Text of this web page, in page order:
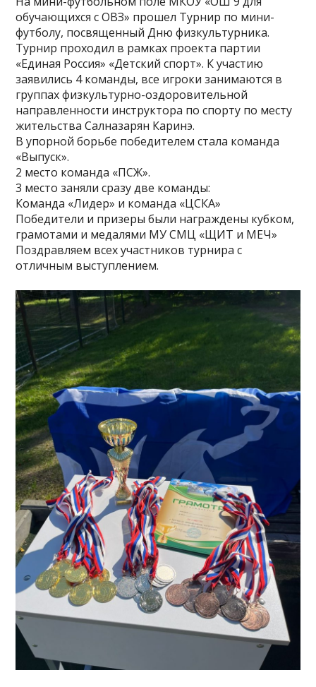
обучающихся с ОВЗ» прошел Турнир по мини-
футболу, посвященный Дню физкультурника.
Турнир проходил в рамках проекта партии
«Единая Россия» «Детский спорт». К участию
заявились 4 команды, все игроки занимаются в
группах физкультурно-оздоровительной
направленности инструктора по спорту по месту
жительства Салназарян Каринэ.
В упорной борьбе победителем стала команда
«Выпуск».
2 место команда «ПСЖ».
3 место заняли сразу две команды:
Команда «Лидер» и команда «ЦСКА»
Победители и призеры были награждены кубком,
грамотами и медалями МУ СМЦ «ЩИТ и МЕЧ»
Поздравляем всех участников турнира с
отличным выступлением.